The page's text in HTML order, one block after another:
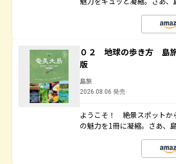
０２ 地球の歩き方 島
版
島旅
2026.08.06 発売
ようこそ！ 絶景スポットか
の魅力を1冊に凝縮。さあ、島